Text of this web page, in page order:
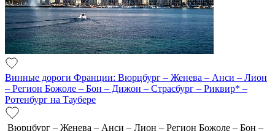
Винные дороги Франции: Вюрцбург – Женева – Анси – Лион
– Регион Божоле – Бон – Дижон – Страсбург – Риквир* –
Ротенбург на Таубере
Вюрцбург – Женева – Анси – Лион – Регион Божоле – Бон –